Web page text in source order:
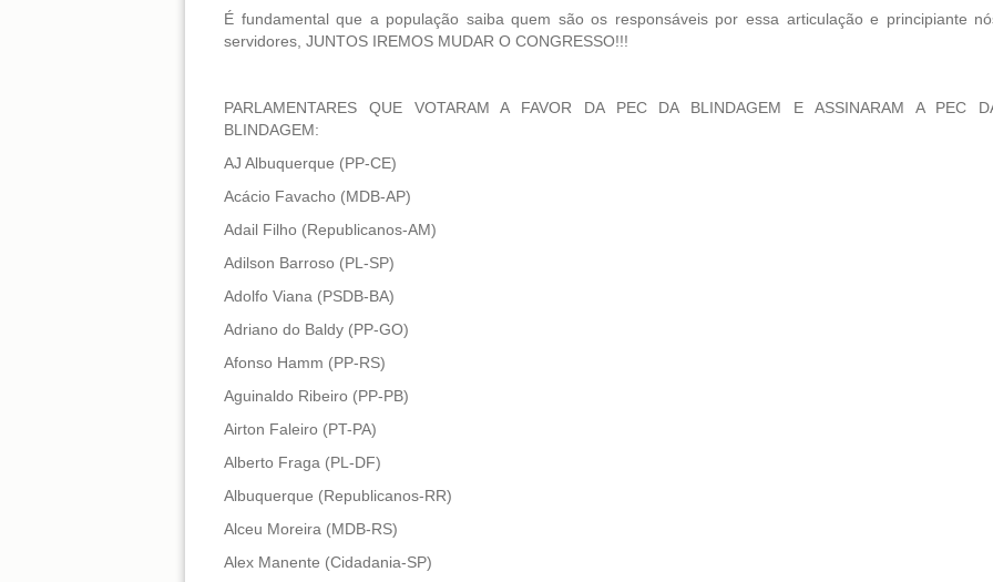
É fundamental que a população saiba quem são os responsáveis por essa articulação e principiante
servidores, JUNTOS IREMOS MUDAR O CONGRESSO!!!
PARLAMENTARES QUE VOTARAM A FAVOR DA PEC DA BLINDAGEM E ASSINARAM A PEC
BLINDAGEM:
AJ Albuquerque (PP-CE)
Acácio Favacho (MDB-AP)
Adail Filho (Republicanos-AM)
Adilson Barroso (PL-SP)
Adolfo Viana (PSDB-BA)
Adriano do Baldy (PP-GO)
Afonso Hamm (PP-RS)
Aguinaldo Ribeiro (PP-PB)
Airton Faleiro (PT-PA)
Alberto Fraga (PL-DF)
Albuquerque (Republicanos-RR)
Alceu Moreira (MDB-RS)
Alex Manente (Cidadania-SP)